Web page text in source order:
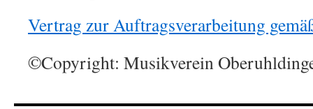
Vertrag zur Auftragsverarbeitung
©Copyright: Musikverein